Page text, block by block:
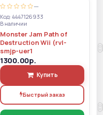
—
Код: 4447126933
В наличии
Monster Jam Path of
Destruction Wii (rvl-
smjp-uer1
1300.00р.
Купить
Быстрый заказ